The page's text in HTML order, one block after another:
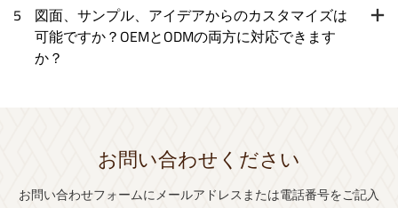
5 図面、サンプル、アイデアからのカスタマイズは
可能ですか？OEMとODMの両方に対応できます
か？
お問い合わせください
お問い合わせフォームにメールアドレスまたは電話番号をご記入